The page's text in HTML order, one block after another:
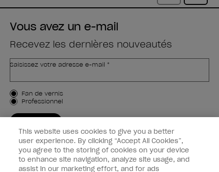
Vous avez un e-mail
Recevez les dernières nouveautés
Saisissez votre adresse e-mail *
Type de client
Fan de vernis
Professionnel
Informations clients
Connectez-Vous
This website uses cookies to give you a better
user experience. By clicking “Accept All Cookies”,
you agree to the storing of cookies on your device
to enhance site navigation, analyze site usage, and
assist in our marketing effort, and for ads